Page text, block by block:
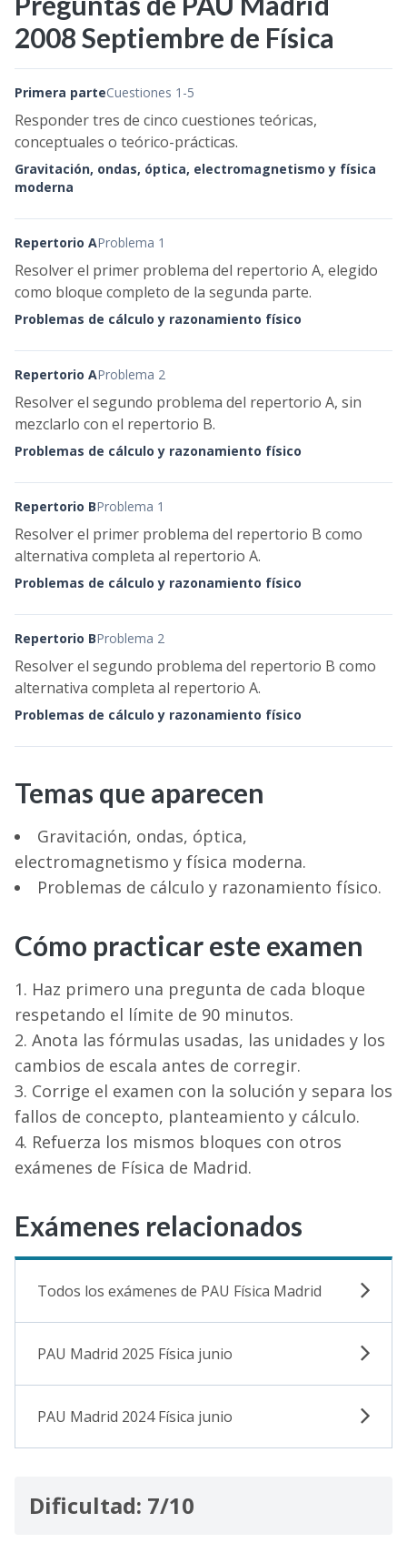
2008 Septiembre de Física
Primera parteCuestiones 1-5
Responder tres de cinco cuestiones teóricas,
conceptuales o teórico-prácticas.
Gravitación, ondas, óptica, electromagnetismo y física
moderna
Repertorio AProblema 1
Resolver el primer problema del repertorio A, elegido
como bloque completo de la segunda parte.
Problemas de cálculo y razonamiento físico
Repertorio AProblema 2
Resolver el segundo problema del repertorio A, sin
mezclarlo con el repertorio B.
Problemas de cálculo y razonamiento físico
Repertorio BProblema 1
Resolver el primer problema del repertorio B como
alternativa completa al repertorio A.
Problemas de cálculo y razonamiento físico
Repertorio BProblema 2
Resolver el segundo problema del repertorio B como
alternativa completa al repertorio A.
Problemas de cálculo y razonamiento físico
Temas que aparecen
Gravitación, ondas, óptica,
electromagnetismo y física moderna.
Problemas de cálculo y razonamiento físico.
Cómo practicar este examen
Haz primero una pregunta de cada bloque
respetando el límite de 90 minutos.
Anota las fórmulas usadas, las unidades y los
cambios de escala antes de corregir.
Corrige el examen con la solución y separa los
fallos de concepto, planteamiento y cálculo.
Refuerza los mismos bloques con otros
exámenes de Física de Madrid.
Exámenes relacionados
Todos los exámenes de PAU Física Madrid
PAU Madrid 2025 Física junio
PAU Madrid 2024 Física junio
Dificultad: 7/10